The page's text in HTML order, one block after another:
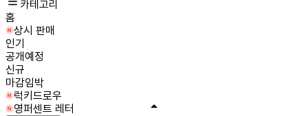
카테고리
홈
상시 판매
인기
공개예정
신규
마감임박
럭키드로우
영퍼센트 레터